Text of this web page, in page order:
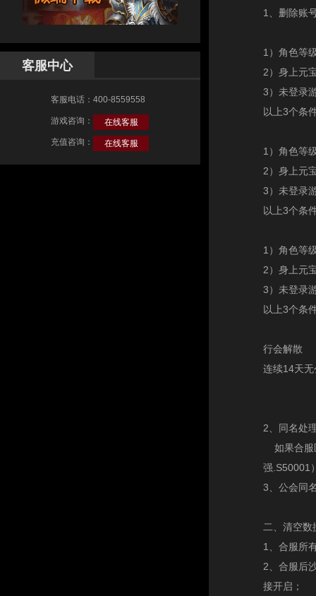
客服中心
客服电话：400-8559558
游戏咨询：
在线客服
充值咨询：
在线客服
1、删除账
1）角色等
2）身上元
3）未登录
以上3个条
1）角色等
2）身上元
3）未登录
以上3个条
1）角色等
2）身上元
3）未登录
以上3个条
行会解散
连续14天
2、同名处
如果合服
强.S50001
3、公会同
二、清空数
1、合服所
2、合服后
接开启；